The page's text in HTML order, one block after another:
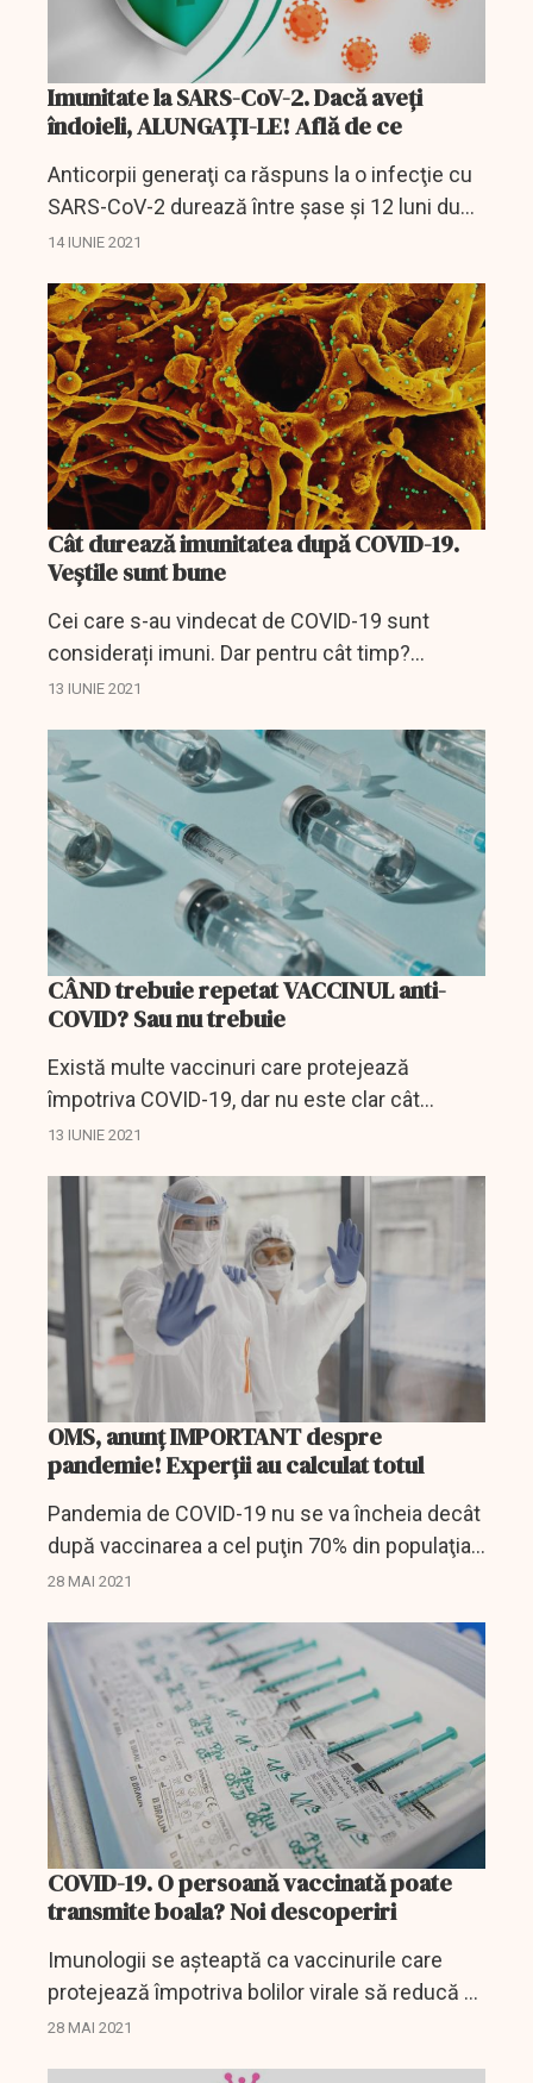
Imunitate la SARS-CoV-2. Dacă aveți
îndoieli, ALUNGAȚI-LE! Află de ce
Anticorpii generaţi ca răspuns la o infecţie cu
SARS-CoV-2 durează între şase şi 12 luni după
contagiere, protejează împotriva diferitelor
14 IUNIE 2021
Cât durează imunitatea după COVID-19.
Veștile sunt bune
Cei care s-au vindecat de COVID-19 sunt
considerați imuni. Dar pentru cât timp?
Această întrebare nu preocupă doar pe cei
13 IUNIE 2021
CÂND trebuie repetat VACCINUL anti-
COVID? Sau nu trebuie
Există multe vaccinuri care protejează
împotriva COVID-19, dar nu este clar cât
durează această protecție. Pentru întărirea
această chestiune...
13 IUNIE 2021
OMS, anunț IMPORTANT despre
pandemie! Experții au calculat totul
Pandemia de COVID-19 nu se va încheia decât
după vaccinarea a cel puţin 70% din populaţia
mondială, a declarat vineri directorul regional
Sănătăţii...
28 MAI 2021
COVID-19. O persoană vaccinată poate
transmite boala? Noi descoperiri
Imunologii se așteaptă ca vaccinurile care
protejează împotriva bolilor virale să reducă și
transmiterea virusului după vaccinare.
28 MAI 2021